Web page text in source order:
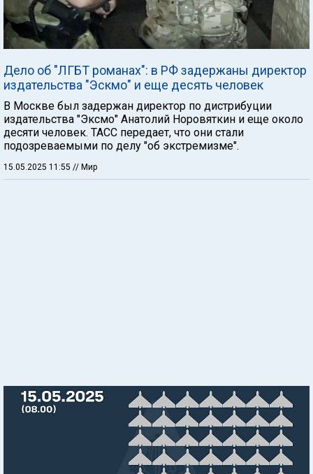
Дело об "ЛГБТ романах": в РФ задержаны директор
издательства "Эскмо" и еще десять человек
В Москве был задержан директор по дистрибуции
издательства "Эксмо" Анатолий Норовяткин и еще около
десяти человек. ТАСС передает, что они стали
подозреваемыми по делу "об экстремизме".
15.05.2025 11:55 // Мир